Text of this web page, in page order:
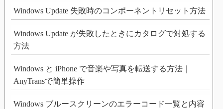
Windows Update 失敗時のコンポーネントリセット方法
Windows Update が失敗したときにカタログで対処する
方法
Windows と iPhone で音楽や写真を転送する方法｜
AnyTransで簡単操作
Windows ブルースクリーンのエラーコード一覧と内容